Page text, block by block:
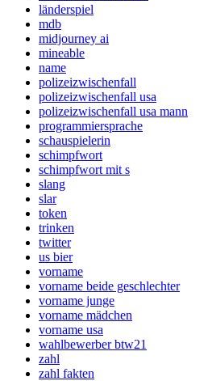
länderspiel
mdb
midjourney ai
mineable
name
polizeizwischenfall
polizeizwischenfall usa
polizeizwischenfall usa mann
programmiersprache
schauspielerin
schimpfwort
schimpfwort mit s
slang
slar
token
trinken
twitter
us bier
vorname
vorname beide geschlechter
vorname junge
vorname mädchen
vorname usa
wahlbewerber btw21
zahl
zahl fakten